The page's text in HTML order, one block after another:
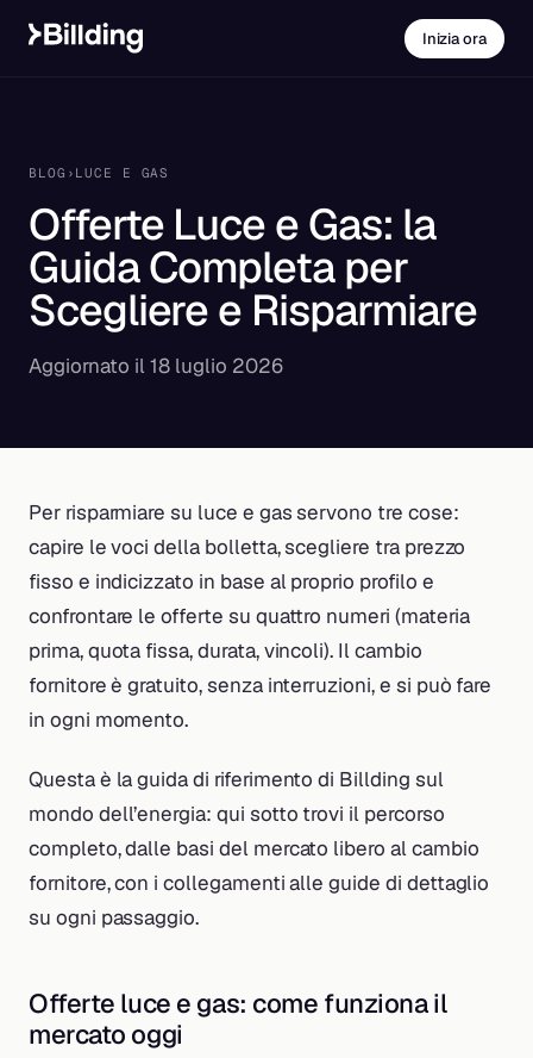
Inizia ora
BLOG › LUCE E GAS
Offerte Luce e Gas: la
Guida Completa per
Scegliere e Risparmiare
Aggiornato il 18 luglio 2026
Per risparmiare su luce e gas servono tre cose:
capire le voci della bolletta, scegliere tra prezzo
fisso e indicizzato in base al proprio profilo e
confrontare le offerte su quattro numeri (materia
prima, quota fissa, durata, vincoli). Il cambio
fornitore è gratuito, senza interruzioni, e si può fare
in ogni momento.
Questa è la guida di riferimento di Billding sul
mondo dell’energia: qui sotto trovi il percorso
completo, dalle basi del mercato libero al cambio
fornitore, con i collegamenti alle guide di dettaglio
su ogni passaggio.
Offerte luce e gas: come funziona il
mercato oggi